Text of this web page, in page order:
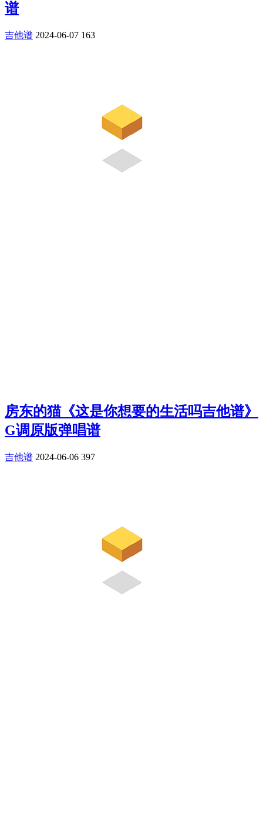
谱
吉他谱 2024-06-07 163
房东的猫《这是你想要的生活吗吉他谱》
G调原版弹唱谱
吉他谱 2024-06-06 397